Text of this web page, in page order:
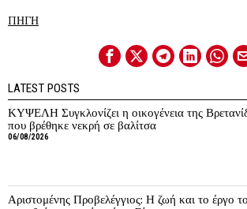
ΠΗΓΗ
LATEST POSTS
ΚΥΨΕΛΗ Συγκλονίζει η οικογένεια της
που βρέθηκε νεκρή σε βαλίτσα
06/08/2026
Αριστομένης Προβελέγγιος: Η ζωή και το έργο